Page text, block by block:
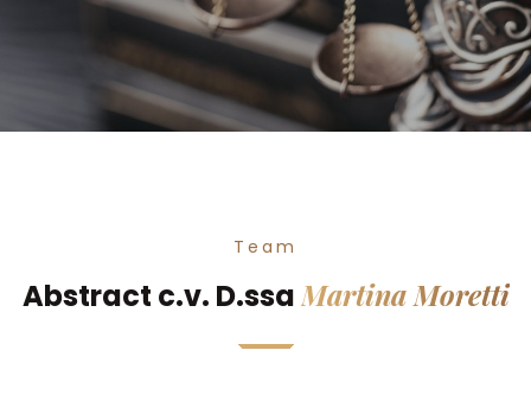
Team
Abstract c.v. D.ssa Martina Moretti